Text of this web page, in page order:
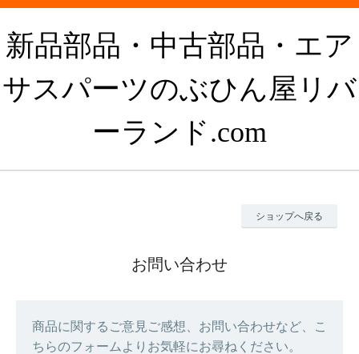
新品部品・中古部品・エア
サスパーツのぶひん屋リバ
ーランド.com
ショップへ戻る
お問い合わせ
商品に関するご意見ご感想、お問い合わせなど、こ
ちらのフォームよりお気軽にお尋ねください。